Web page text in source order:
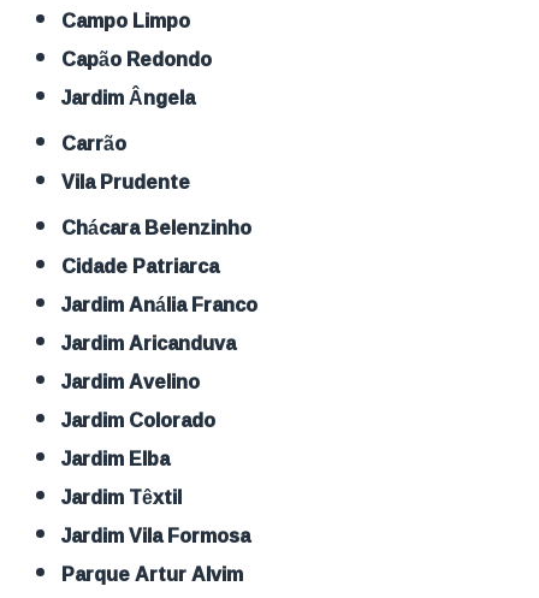
Campo Limpo
Capão Redondo
Jardim Ângela
Carrão
Vila Prudente
Chácara Belenzinho
Cidade Patriarca
Jardim Anália Franco
Jardim Aricanduva
Jardim Avelino
Jardim Colorado
Jardim Elba
Jardim Têxtil
Jardim Vila Formosa
Parque Artur Alvim